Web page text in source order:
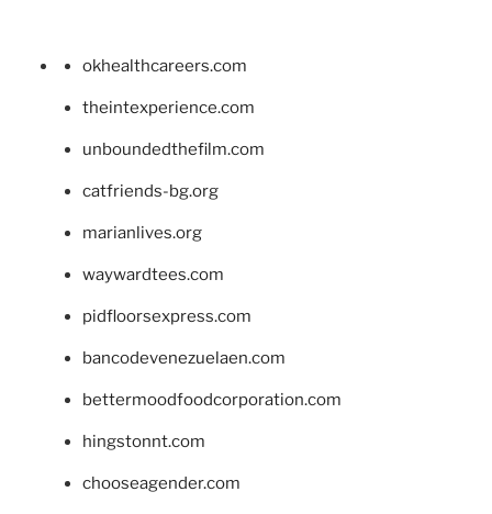
okhealthcareers.com
theintexperience.com
unboundedthefilm.com
catfriends-bg.org
marianlives.org
waywardtees.com
pidfloorsexpress.com
bancodevenezuelaen.com
bettermoodfoodcorporation.com
hingstonnt.com
chooseagender.com